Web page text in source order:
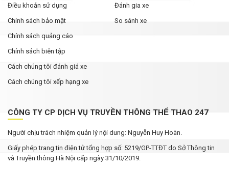
Điều khoản sử dụng
Chính sách bảo mật
Chính sách quảng cáo
Chính sách biên tập
Cách chúng tôi đánh giá xe
Cách chúng tôi xếp hạng xe
Đánh gia xe
So sánh xe
CÔNG TY CP DỊCH VỤ TRUYỀN THÔNG THỂ THAO 247
Người chịu trách nhiệm quản lý nội dung: Nguyễn Huy Hoàn.
Giấy phép trang tin điện tử tổng hợp số: 5219/GP-TTĐT do Sở Thông tin
và Truyền thông Hà Nội cấp ngày 31/10/2019.